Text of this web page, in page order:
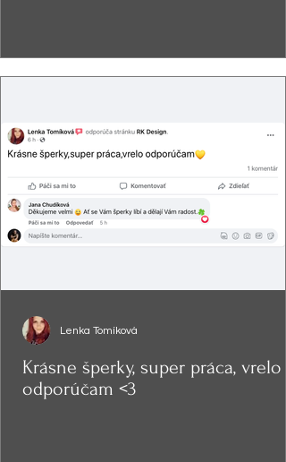
Krásne šperky, super práca, vrelo
odporúčam <3
Lenka Tomíková